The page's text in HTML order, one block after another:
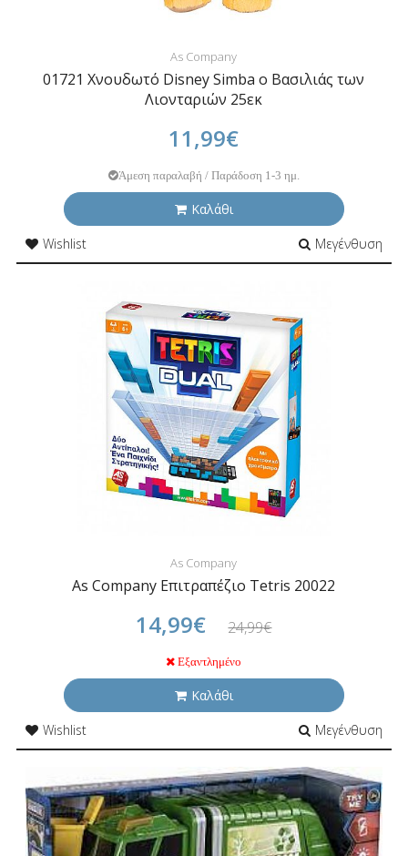
As Company
01721 Χνουδωτό Disney Simba ο Βασιλιάς των
Λιονταριών 25εκ
11,99€
Άμεση παραλαβή / Παράδοση 1-3 ημ.
Καλάθι
Wishlist
Μεγένθυση
As Company
As Company Επιτραπέζιο Tetris 20022
14,99€ 24,99€
Εξαντλημένο
Καλάθι
Wishlist
Μεγένθυση